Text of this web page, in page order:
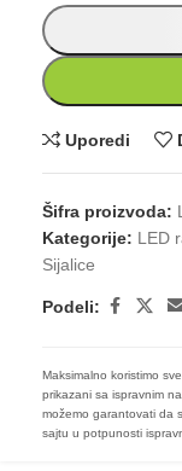
Uporedi
Šifra proizvoda:
Kategorije: LED
Sijalice
Podeli:
Maksimalno koristimo
prikazani sa ispravnim
možemo garantovati da
sajtu u potpunosti